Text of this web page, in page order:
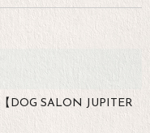
DOG SALON JUPITER